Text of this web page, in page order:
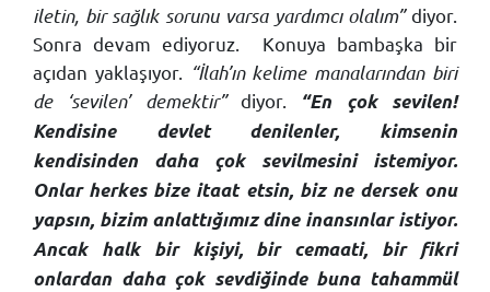
iletin, bir sağlık sorunu varsa yardımcı olalım”diyor.
Sonra devam ediyoruz. Konuya bambaşka bir
açıdan yaklaşıyor.
“İlah’ın kelime manalarından biri
de ‘sevilen’ demektir”diyor. “En çok sevilen!
Kendisine devlet denilenler, kimsenin
kendisinden daha çok sevilmesini istemiyor.
Onlar herkes bize itaat etsin, biz ne dersek onu
yapsın, bizim anlattığımız dine inansınlar istiyor.
Ancak halk bir kişiyi, bir cemaati, bir fikri
onlardan daha çok sevdiğinde buna tahammül